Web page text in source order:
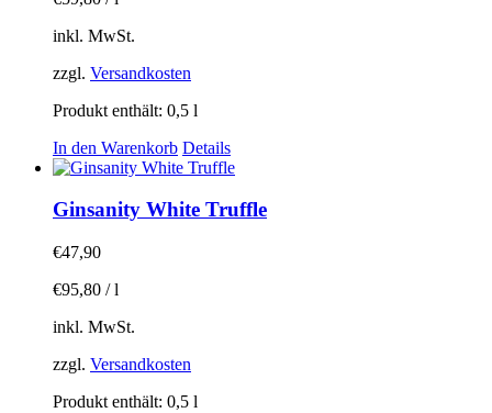
inkl. MwSt.
zzgl. Versandkosten
Produkt enthält: 0,5 l
In den Warenkorb Details
Ginsanity White Truffle
€47,90
€95,80 /l
inkl. MwSt.
zzgl. Versandkosten
Produkt enthält: 0,5 l